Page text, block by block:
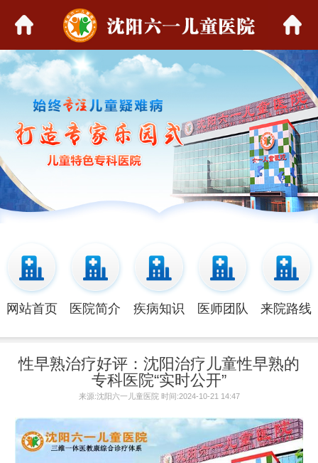
网站首页 医院简介 疾病知识 医师团队 来院路线
性早熟治疗好评：沈阳治疗儿童性早熟的
专科医院“实时公开”
来源:沈阳六一儿童医院 时间:2024-10-21 14:47